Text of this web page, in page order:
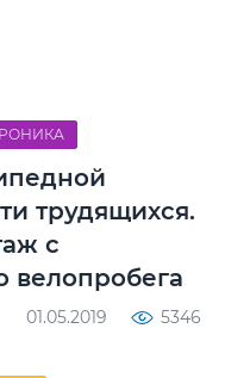
трудящихся.
с
велопробега
01.05.2019 5346